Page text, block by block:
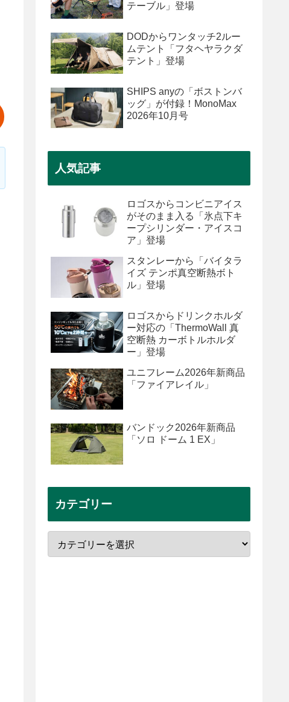
テーブル」登場
DODからワンタッチ2ルー
ムテント「フタヘヤラクダ
テント」登場
SHIPS anyの「ボストンバ
ッグ」が付録！MonoMax
2026年10月号
人気記事
ロゴスからコンビニアイス
がそのまま入る「氷点下キ
ープシリンダー・アイスコ
ア」登場
スタンレーから「バイタラ
イズ テンポ真空断熱ボト
ル」登場
ロゴスからドリンクホルダ
ー対応の「ThermoWall 真
空断熱 カーボトルホルダ
ー」登場
ユニフレーム2026年新商品
「ファイアレイル」
バンドック2026年新商品
「ソロ ドーム 1 EX」
カテゴリー